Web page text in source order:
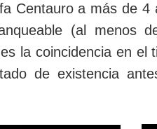
Centauro a más de
(al menos
la coincidencia en el
de existencia